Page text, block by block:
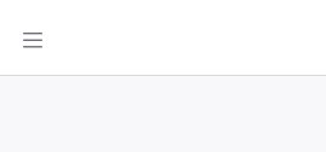
Oficial Eletrônico